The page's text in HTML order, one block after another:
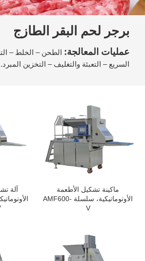
برجر لحم البقر الطازج
عمليات المعالجة: الطحن – الخلط –
السريع – التعبئة والتغليف – التخزين المبرد.
ماكينة تشكيل الأطعمة
الأوتوماتيكية، سلسلة AMF600-
V
آلة